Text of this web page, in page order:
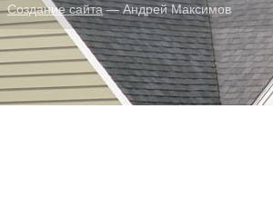
Создание сайта— Андрей Максимов